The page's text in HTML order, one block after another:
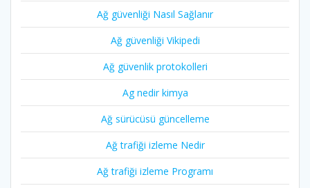
Ağ güvenliği Nasıl Sağlanır
Ağ güvenliği Vikipedi
Ağ güvenlik protokolleri
Ag nedir kimya
Ağ sürücüsü güncelleme
Ağ trafiği izleme Nedir
Ağ trafiği izleme Programı